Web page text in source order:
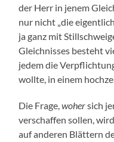
der Herr in jenem
nur nicht „die
ja ganz mit
Gleichnisses besteht
jedem die
wollte, in einem
Die Frage,wohersich
verschaffen sollen,
auf anderen Blättern